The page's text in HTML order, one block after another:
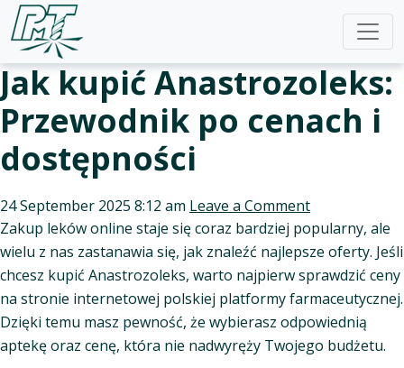
Jak kupić Anastrozoleks:
Przewodnik po cenach i
dostępności
24 September 2025 8:12 am Leave a Comment
Zakup leków online staje się coraz bardziej popularny, ale
wielu z nas zastanawia się, jak znaleźć najlepsze oferty. Jeśli
chcesz kupić Anastrozoleks, warto najpierw sprawdzić ceny
na stronie internetowej polskiej platformy farmaceutycznej.
Dzięki temu masz pewność, że wybierasz odpowiednią
aptekę oraz cenę, która nie nadwyręży Twojego budżetu.